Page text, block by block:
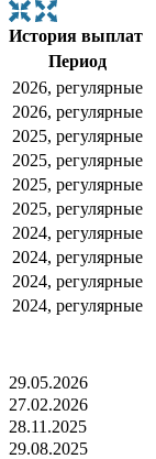
История выплат
Период
2026, регулярные
2026, регулярные
2025, регулярные
2025, регулярные
2025, регулярные
2025, регулярные
2024, регулярные
2024, регулярные
2024, регулярные
2024, регулярные
29.05.2026
27.02.2026
28.11.2025
29.08.2025